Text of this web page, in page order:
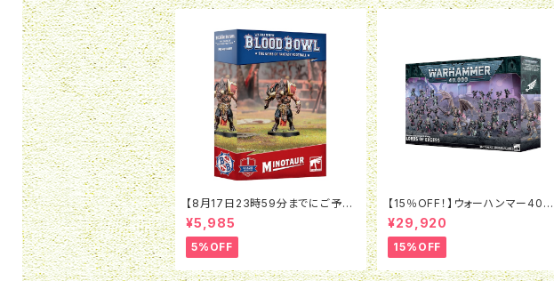
【8月17日23時59分までにご予約
で5％OFF】ブラッドボウル：ミノタ
ウロス
¥5,985
5%OFF
【15％OFF！】ウォーハンマー40K:
エンペラーズ・チルドレン・バトルフ
ォース：悦楽の支配者たち
¥29,920
15%OFF